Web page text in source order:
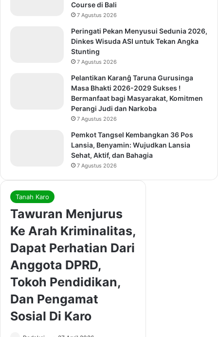
Course di Bali
7 Agustus 2026
Peringati Pekan Menyusui Sedunia 2026,
Dinkes Wisuda ASI untuk Tekan Angka
Stunting
7 Agustus 2026
Pelantikan Karanĝ Taruna Gurusinga
Masa Bhakti 2026-2029 Sukses !
Bermanfaat bagi Masyarakat, Komitmen
Perangi Judi dan Narkoba
7 Agustus 2026
Pemkot Tangsel Kembangkan 36 Pos
Lansia, Benyamin: Wujudkan Lansia
Sehat, Aktif, dan Bahagia
7 Agustus 2026